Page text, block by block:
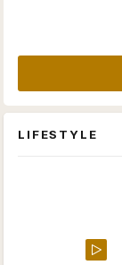
LIFESTYLE